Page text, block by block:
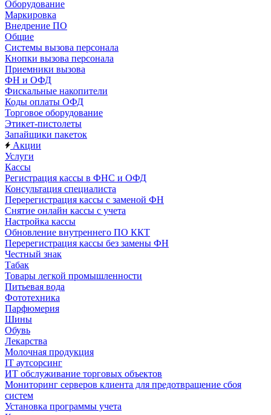
Оборудование
Маркировка
Внедрение ПО
Общие
Системы вызова персонала
Кнопки вызова персонала
Приемники вызова
ФН и ОФД
Фискальные накопители
Коды оплаты ОФД
Торговое оборудование
Этикет-пистолеты
Запайщики пакеток
Акции
Услуги
Кассы
Регистрация кассы в ФНС и ОФД
Консультация специалиста
Перерегистрация кассы с заменой ФН
Снятие онлайн кассы с учета
Настройка кассы
Обновление внутреннего ПО ККТ
Перерегистрация кассы без замены ФН
Честный знак
Табак
Товары легкой промышленности
Питьевая вода
Фототехника
Парфюмерия
Шины
Обувь
Лекарства
Молочная продукция
IT аутсорсинг
ИТ обслуживание торговых объектов
Мониторинг серверов клиента для предотвращение сбоя
систем
Установка программы учета